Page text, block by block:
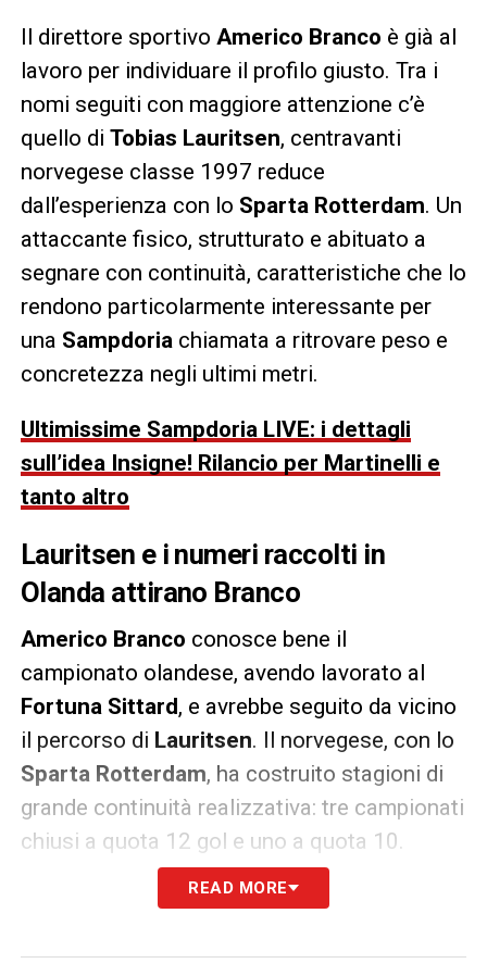
Il direttore sportivo Americo Branco è già al
lavoro per individuare il profilo giusto. Tra i
nomi seguiti con maggiore attenzione c’è
quello di Tobias Lauritsen, centravanti
norvegese classe 1997 reduce
dall’esperienza con lo Sparta Rotterdam. Un
attaccante fisico, strutturato e abituato a
segnare con continuità, caratteristiche che lo
rendono particolarmente interessante per
una Sampdoria chiamata a ritrovare peso e
concretezza negli ultimi metri.
Ultimissime Sampdoria LIVE: i dettagli
sull’idea Insigne! Rilancio per Martinelli e
tanto altro
Lauritsen e i numeri raccolti in
Olanda attirano Branco
Americo Branco conosce bene il
campionato olandese, avendo lavorato al
Fortuna Sittard, e avrebbe seguito da vicino
il percorso di Lauritsen. Il norvegese, con lo
Sparta Rotterdam, ha costruito stagioni di
grande continuità realizzativa: tre campionati
chiusi a quota 12 gol e uno a quota 10.
Complessivamente, tra campionato e coppe,
in 144 presenzecon il club olandese. Una
READ MORE